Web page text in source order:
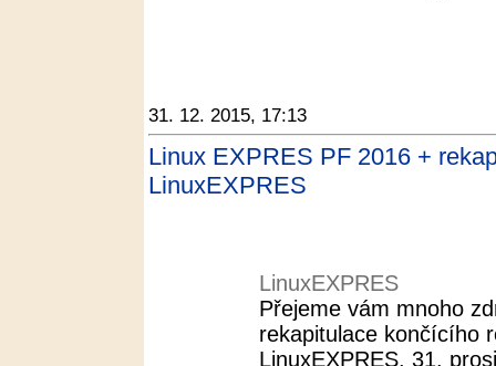
31. 12. 2015, 17:13
Linux EXPRES PF 2016 +
LinuxEXPRES
LinuxEXPRES
Přejeme vám mnoho
rekapitulace končícího
LinuxEXPRES. 31.